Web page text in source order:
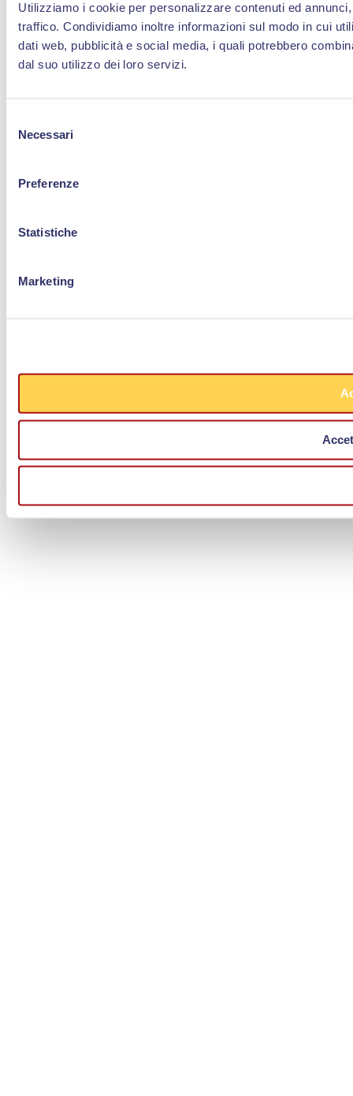
Utilizziamo i cookie per personalizzare contenuti ed
traffico. Condividiamo inoltre informazioni sul modo in cui
dati web, pubblicità e social media, i quali potrebbero
dal suo utilizzo dei loro servizi.
delNecessari
Preferenze
Statistiche
Marketing